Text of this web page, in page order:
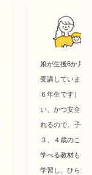
娘が生後6か月
受講していまし
６年生です） 赤
い、かつ安全な
れるので、子供
３、４歳のころ
学べる教材もつ
学習し、ひらが